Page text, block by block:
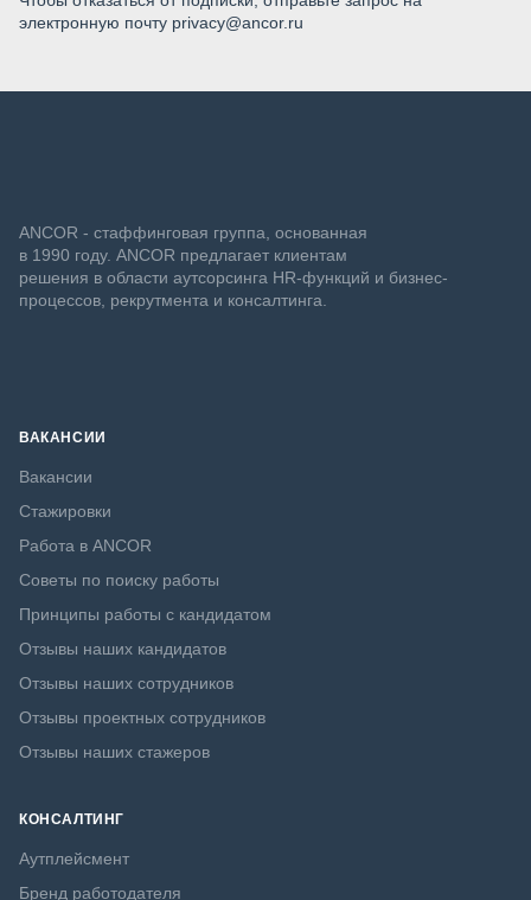
электронную почту privacy@ancor.ru
ANCOR - стаффинговая группа, основанная
в 1990 году. ANCOR предлагает клиентам
решения в области аутсорсинга HR-функций и бизнес-
процессов, рекрутмента и консалтинга.
ВАКАНСИИ
Вакансии
Стажировки
Работа в ANCOR
Советы по поиску работы
Принципы работы с кандидатом
Отзывы наших кандидатов
Отзывы наших сотрудников
Отзывы проектных сотрудников
Отзывы наших стажеров
КОНСАЛТИНГ
Аутплейсмент
Бренд работодателя